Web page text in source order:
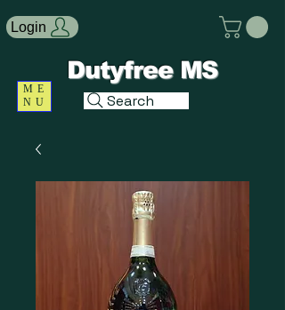
ME
NU
Search
Login
Dutyfree MS